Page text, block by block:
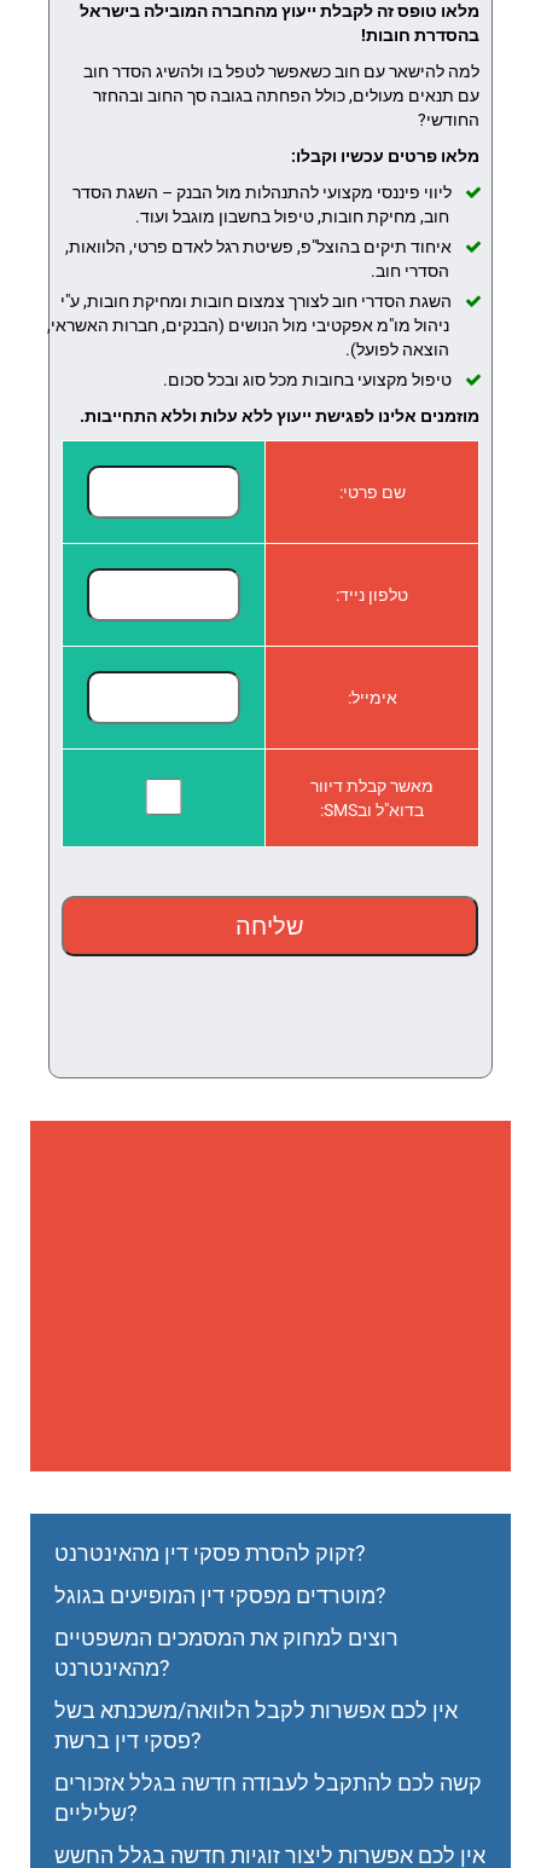
מלאו טופס זה לקבלת ייעוץ מהחברה המובילה בישראל
בהסדרת חובות!
למה להישאר עם חוב כשאפשר לטפל בו ולהשיג הסדר חוב
עם תנאים מעולים, כולל הפחתה בגובה סך החוב ובהחזר
החודשי?
מלאו פרטים עכשיו וקבלו:
ליווי פיננסי מקצועי להתנהלות מול הבנק – השגת הסדר
חוב, מחיקת חובות, טיפול בחשבון מוגבל ועוד.
איחוד תיקים בהוצל"פ, פשיטת רגל לאדם פרטי, הלוואות,
הסדרי חוב.
השגת הסדרי חוב לצורך צמצום חובות ומחיקת חובות, ע"י
ניהול מו"מ אפקטיבי מול הנושים (הבנקים, חברות האשראי,
הוצאה לפועל).
טיפול מקצועי בחובות מכל סוג ובכל סכום.
מוזמנים אלינו לפגישת ייעוץ ללא עלות וללא התחייבות.
שם פרטי:
טלפון נייד:
אימייל:
מאשר קבלת דיוור
בדוא"ל ובSMS:
זקוק להסרת פסקי דין מהאינטרנט?
מוטרדים מפסקי דין המופיעים בגוגל?
רוצים למחוק את המסמכים המשפטיים
מהאינטרנט?
אין לכם אפשרות לקבל הלוואה/משכנתא בשל
פסקי דין ברשת?
קשה לכם להתקבל לעבודה חדשה בגלל אזכורים
שליליים?
אין לכם אפשרות ליצור זוגיות חדשה בגלל החשש